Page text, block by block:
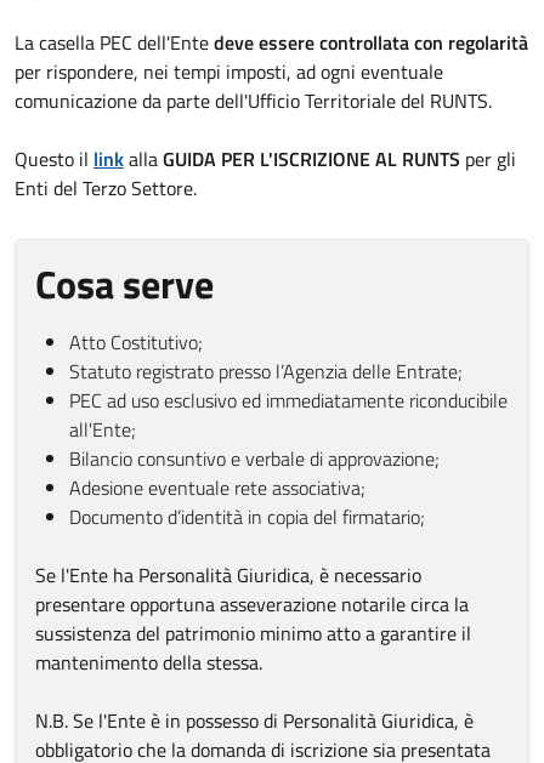
La casella PEC dell'Entedeve essere controllata con regolarità
per rispondere, nei tempi imposti, ad ogni eventuale
comunicazione da parte dell'Ufficio Territoriale del RUNTS.
Questo il linkallaGUIDA PER L'ISCRIZIONE AL RUNTS per gli
Enti del Terzo Settore.
Cosa serve
Atto Costitutivo;
Statuto registrato presso l’Agenzia delle Entrate;
PEC ad uso esclusivo ed immediatamente riconducibile
all'Ente;
Bilancio consuntivo e verbale di approvazione;
Adesione eventuale rete associativa;
Documento d’identità in copia del firmatario;
Se l'Ente ha Personalità Giuridica, è necessario
presentare opportuna asseverazione notarile circa la
sussistenza del patrimonio minimo atto a garantire il
mantenimento della stessa.
N.B. Se l'Ente è in possesso di Personalità Giuridica, è
obbligatorio che la domanda di iscrizione sia presentata